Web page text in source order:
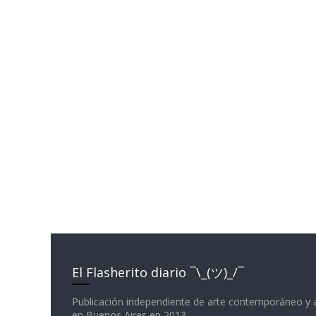
El Flasherito diario ¯\_(ツ)_/¯
Publicación independiente de arte contemporáneo y